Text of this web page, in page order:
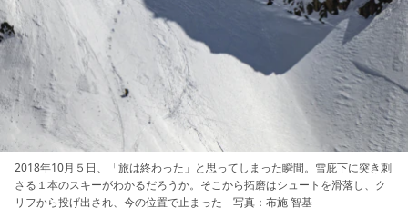
2018年10月５日、「旅は終わった」と思ってしまった瞬間。雪庇下に突き刺
さる１本のスキーがわかるだろうか。そこから拓磨はシュートを滑落し、ク
リフから投げ出され、今の位置で止まった 写真：布施 智基